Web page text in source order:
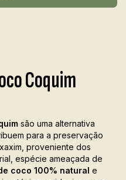
Coquim
são uma alternativa
para a preservação
proveniente dos
espécie ameaçada de
coco 100% natural e